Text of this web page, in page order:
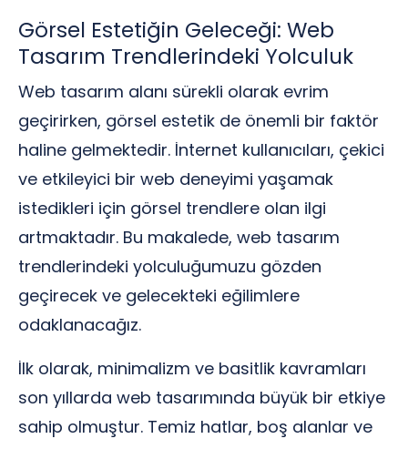
Görsel Estetiğin Geleceği: Web
Tasarım Trendlerindeki Yolculuk
Web tasarım alanı sürekli olarak evrim
geçirirken, görsel estetik de önemli bir faktör
haline gelmektedir. İnternet kullanıcıları, çekici
ve etkileyici bir web deneyimi yaşamak
istedikleri için görsel trendlere olan ilgi
artmaktadır. Bu makalede, web tasarım
trendlerindeki yolculuğumuzu gözden
geçirecek ve gelecekteki eğilimlere
odaklanacağız.
İlk olarak, minimalizm ve basitlik kavramları
son yıllarda web tasarımında büyük bir etkiye
sahip olmuştur. Temiz hatlar, boş alanlar ve